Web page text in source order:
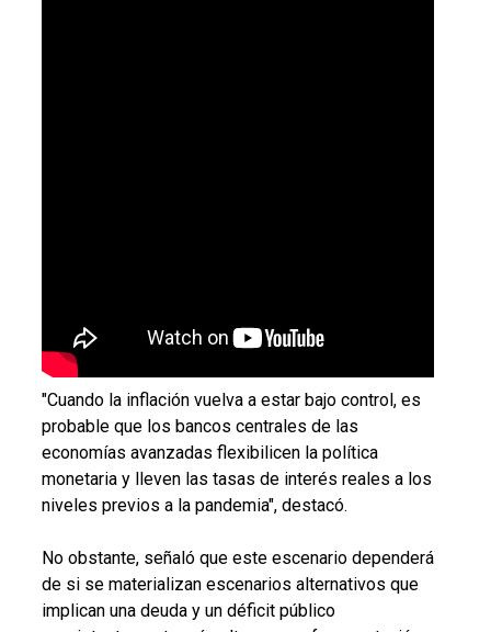
"Cuando la inflación vuelva a estar bajo control, es
probable que los bancos centrales de las
economías avanzadas flexibilicen la política
monetaria y lleven las tasas de interés reales a los
niveles previos a la pandemia", destacó.
No obstante, señaló que este escenario dependerá
de si se materializan escenarios alternativos que
implican una deuda y un déficit público